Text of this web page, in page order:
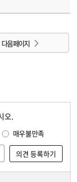
다음 페이지
오.
매우불만족